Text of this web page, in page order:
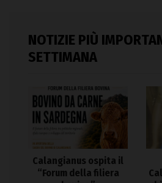
NOTIZIE PIÙ
SETTIMANA
Calangianus ospita il
“Forum della filiera